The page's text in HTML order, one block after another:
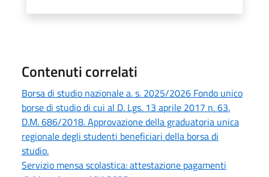
Contenuti correlati
Borsa di studio nazionale a. s. 2025/2026 Fondo unico
borse di studio di cui al D. Lgs. 13 aprile 2017 n. 63.
D.M. 686/2018. Approvazione della graduatoria unica
regionale degli studenti beneficiari della borsa di
studio.
Servizio mensa scolastica: attestazione pagamenti